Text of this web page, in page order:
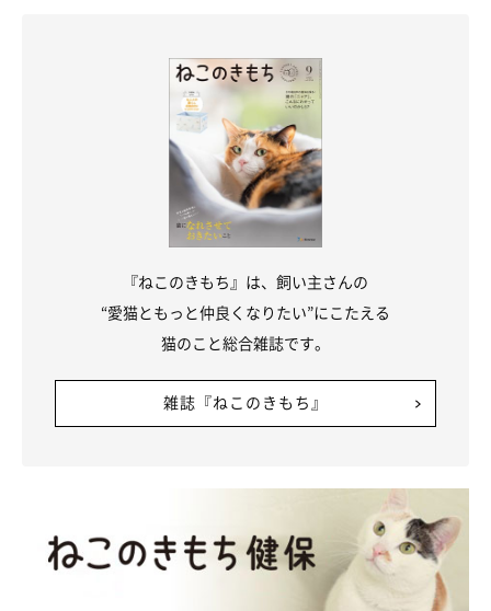
ただ、動物病院などでも猫に避妊手術を受けさせることが推奨さ
れているため、特別な理由がない限りは、避妊手術を受けさせる
のが望ましいでしょう。
避妊手術をするかどうかは、愛猫の今後の生活に大きく関わりま
す。かかりつけの獣医師と相談のうえ、愛猫にとってベストな選
関連記事:
【獣医師監修】猫の避妊手術、したほうがい
い？費用や術後の変化・ケアも
メス猫を新しく迎えたときにまず考えなければいけないのが、避妊
手術を受けさせるのかどうかです。そこで今回は、避妊手術の必要
性からメリット・デメリット、手術の種類や流れ、受ける時期、術
術、したほうがいい？費用や術後の変化・ケアも』（監修：目黒
アニマルメディカルセンター 隅田川動物病院 循環器担当 佐藤貴
紀先生）
『ねこのきもち』は、飼い主さんの
“愛猫ともっと仲良くなりたい”にこたえる
猫のこと総合雑誌です。
雑誌『ねこのきもち』